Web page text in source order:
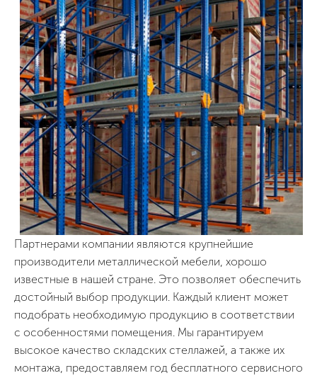
Партнерами компании являются крупнейшие
производители металлической мебели, хорошо
известные в нашей стране. Это позволяет обеспечить
достойный выбор продукции. Каждый клиент может
подобрать необходимую продукцию в соответствии
с особенностями помещения. Мы гарантируем
высокое качество складских стеллажей, а также их
монтажа, предоставляем год бесплатного сервисного